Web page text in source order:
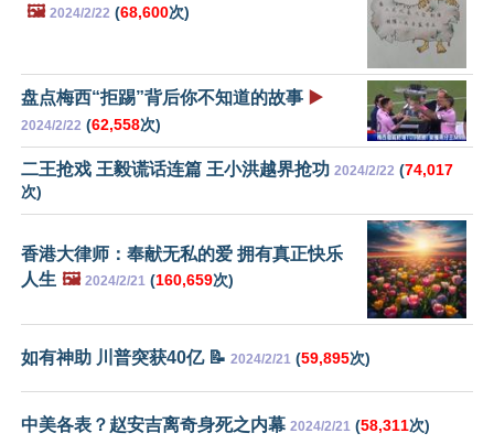
🖼️ 2024/2/22 (68,600次)
盘点梅西“拒踢”背后你不知道的故事 ▶️
2024/2/22 (62,558次)
二王抢戏 王毅谎话连篇 王小洪越界抢功 2024/2/22 (74,017
次)
香港大律师：奉献无私的爱 拥有真正快乐
人生 🖼️ 2024/2/21 (160,659次)
如有神助 川普突获40亿 📝 2024/2/21 (59,895次)
中美各表？赵安吉离奇身死之内幕 2024/2/21 (58,311次)